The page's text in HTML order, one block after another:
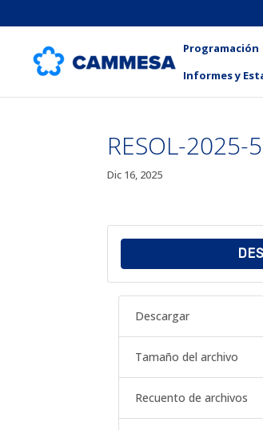
Programación
Informes y
RESOL-2025-
Dic 16, 2025
Descargar
Tamaño del archivo
Recuento de archivos